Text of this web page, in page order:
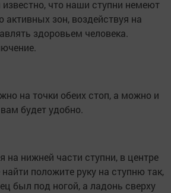
что наши ступни немеют
активных зон, воздействуя на
здоровьем человека.
на точки обеих стоп, а можно и
будет удобно.
на нижней части ступни, в центре
положите руку на ступню так,
был под ногой, а ладонь сверху